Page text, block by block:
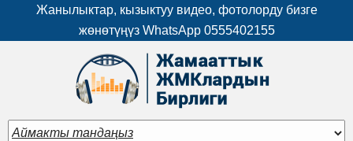
Жанылыктар, кызыктуу видео, фотолорду бизге
жөнөтүңүз WhatsApp 0555402155